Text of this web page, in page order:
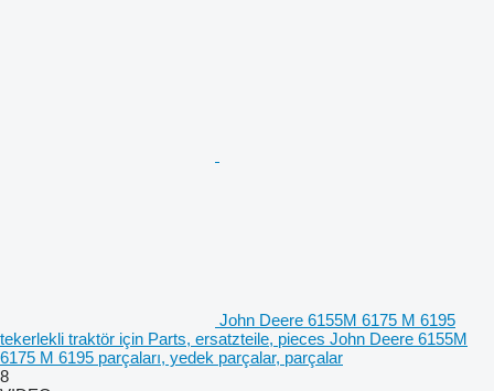
John Deere 6155M 6175 M 6195
tekerlekli traktör için Parts, ersatzteile, pieces John Deere 6155M
6175 M 6195 parçaları, yedek parçalar, parçalar
8